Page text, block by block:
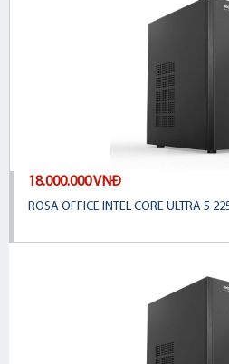
18.000.000 VNĐ
ROSA OFFICE INTEL CORE ULTRA 5